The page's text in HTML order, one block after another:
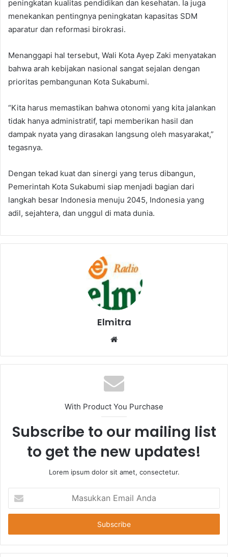
peningkatan kualitas pendidikan dan kesehatan. Ia juga
menekankan pentingnya peningkatan kapasitas SDM
aparatur dan reformasi birokrasi.
Menanggapi hal tersebut, Wali Kota Ayep Zaki menyatakan
bahwa arah kebijakan nasional sangat sejalan dengan
prioritas pembangunan Kota Sukabumi.
“Kita harus memastikan bahwa otonomi yang kita jalankan
tidak hanya administratif, tapi memberikan hasil dan
dampak nyata yang dirasakan langsung oleh masyarakat,”
tegasnya.
Dengan tekad kuat dan sinergi yang terus dibangun,
Pemerintah Kota Sukabumi siap menjadi bagian dari
langkah besar Indonesia menuju 2045, Indonesia yang
adil, sejahtera, dan unggul di mata dunia.
Elmitra
Website
With Product You Purchase
Subscribe to our mailing list
to get the new updates!
Lorem ipsum dolor sit amet, consectetur.
Email
Anda